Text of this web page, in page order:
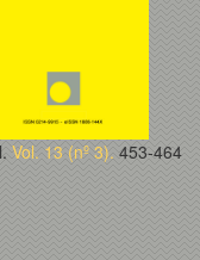
Vol. 13 (nº 3). 453-464